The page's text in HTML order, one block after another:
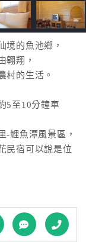
境的魚池鄉，
翱翔，
村的生活。
5至10分鐘車
-鯉魚潭風景區，
民宿可以說是位